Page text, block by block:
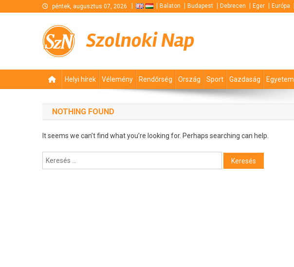
péntek, augusztus 07, 2026 Balaton Budapest Debrecen Eger Európa
Szolnoki Nap
Helyi hírek Vélemény Rendőrség Ország Sport Gazdaság Egyetem
NOTHING FOUND
It seems we can’t find what you’re looking for. Perhaps searching can help.
Keresés: